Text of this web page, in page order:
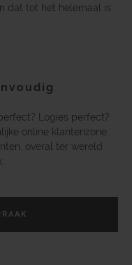
dat tot het helemaal is
Logies perfect?
online klantenzone.
overal ter wereld